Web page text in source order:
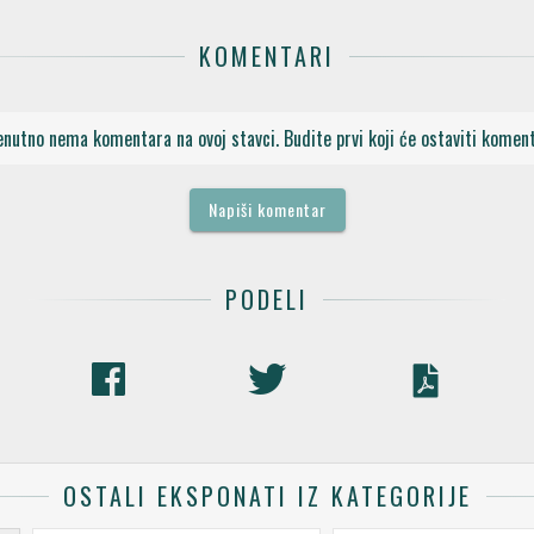
KOMENTARI
nema komentara na ovoj stavci. Budite prvi koji će ostaviti
Napiši komentar
PODELI
OSTALI EKSPONATI IZ KATEGORIJE